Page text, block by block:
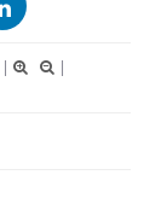
|
|